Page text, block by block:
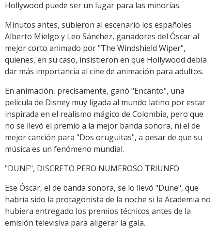
Hollywood puede ser un lugar para las minorías.
Minutos antes, subieron al escenario los españoles
Alberto Mielgo y Leo Sánchez, ganadores del Óscar al
mejor corto animado por "The Windshield Wiper",
quienes, en su caso, insistieron en que Hollywood debía
dar más importancia al cine de animación para adultos.
En animación, precisamente, ganó "Encanto", una
película de Disney muy ligada al mundo latino por estar
inspirada en el realismo mágico de Colombia, pero que
no se llevó el premio a la mejor banda sonora, ni el de
mejor canción para "Dos oruguitas", a pesar de que su
música es un fenómeno mundial.
"DUNE", DISCRETO PERO NUMEROSO TRIUNFO
Ese Óscar, el de banda sonora, se lo llevó "Dune", que
habría sido la protagonista de la noche si la Academia no
hubiera entregado los premios técnicos antes de la
emisión televisiva para aligerar la gala.